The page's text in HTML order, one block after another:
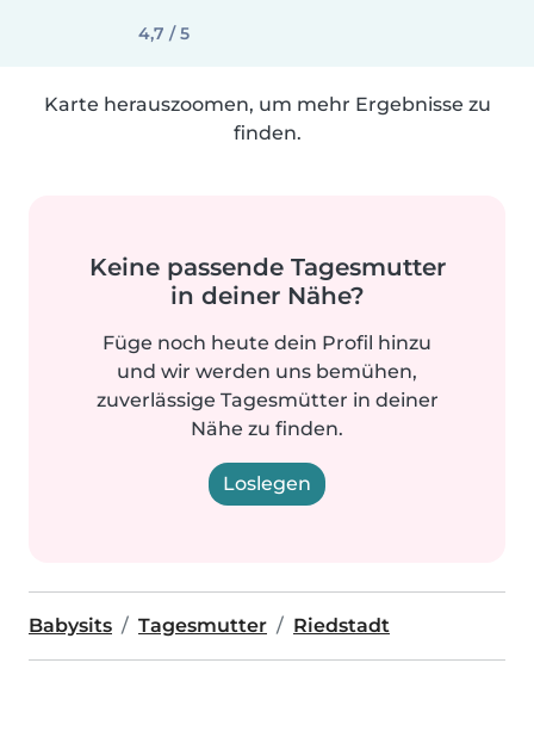
4,7 / 5
Karte herauszoomen, um mehr Ergebnisse zu
finden.
Keine passende Tagesmutter
in deiner Nähe?
Füge noch heute dein Profil hinzu
und wir werden uns bemühen,
zuverlässige Tagesmütter in deiner
Nähe zu finden.
Loslegen
Babysits Tagesmutter Riedstadt